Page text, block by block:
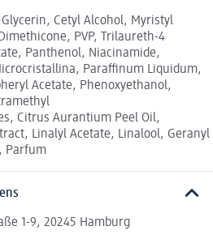
Cetyl Alcohol, Myristyl
PVP, Trilaureth-4
Panthenol, Niacinamide,
Paraffinum Liquidum,
Acetate, Phenoxyethanol,
Citrus Aurantium Peel Oil,
Linalyl Acetate, Linalool, Geranyl
Parfum
1-9, 20245 Hamburg